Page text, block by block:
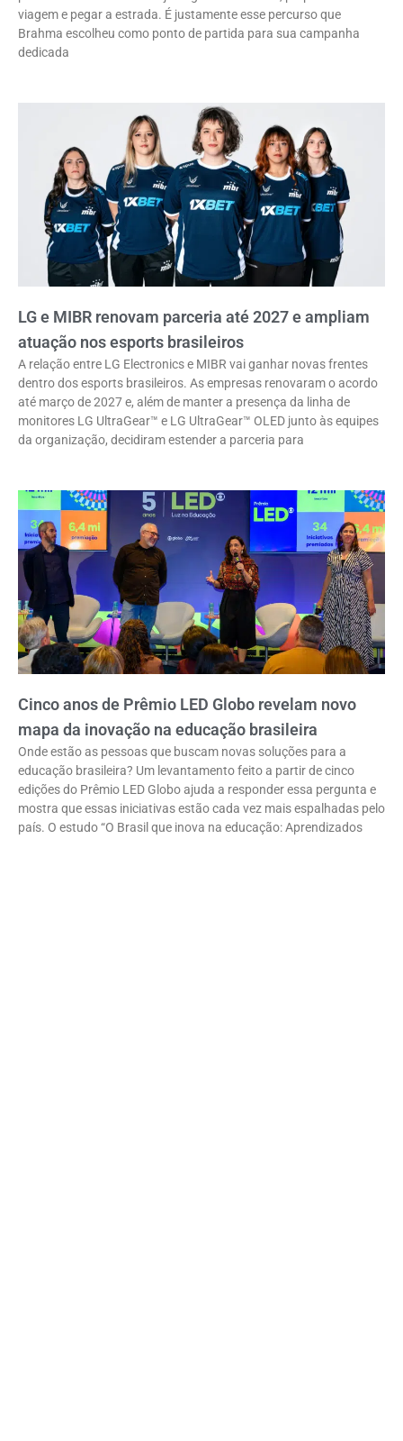
viagem e pegar a estrada. É justamente esse percurso que
Brahma escolheu como ponto de partida para sua campanha
dedicada
LG e MIBR renovam parceria até 2027 e ampliam
atuação nos esports brasileiros
A relação entre LG Electronics e MIBR vai ganhar novas frentes
dentro dos esports brasileiros. As empresas renovaram o acordo
até março de 2027 e, além de manter a presença da linha de
monitores LG UltraGear™ e LG UltraGear™ OLED junto às equipes
da organização, decidiram estender a parceria para
Cinco anos de Prêmio LED Globo revelam novo
mapa da inovação na educação brasileira
Onde estão as pessoas que buscam novas soluções para a
educação brasileira? Um levantamento feito a partir de cinco
edições do Prêmio LED Globo ajuda a responder essa pergunta e
mostra que essas iniciativas estão cada vez mais espalhadas pelo
país. O estudo “O Brasil que inova na educação: Aprendizados